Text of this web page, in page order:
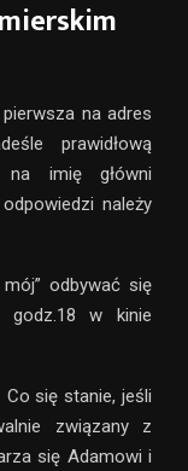
na adres
prawidłową
imię główni
należy
odbywać się
godz.18 w kinie
Co się stanie, jeśli
związany z
się Adamowi i